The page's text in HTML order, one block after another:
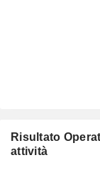
Risultato
attività